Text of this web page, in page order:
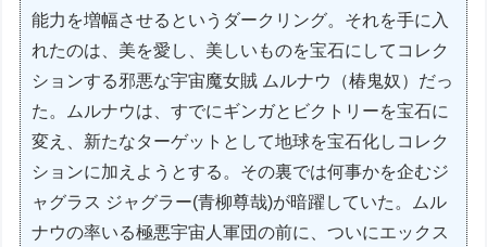
能力を増幅させるというダークリング。それを手に入
れたのは、美を愛し、美しいものを宝石にしてコレク
ションする邪悪な宇宙魔女賊 ムルナウ（椿鬼奴）だっ
た。ムルナウは、すでにギンガとビクトリーを宝石に
変え、新たなターゲットとして地球を宝石化しコレク
ションに加えようとする。その裏では何事かを企むジ
ャグラス ジャグラー(青柳尊哉)が暗躍していた。ムル
ナウの率いる極悪宇宙人軍団の前に、ついにエックス